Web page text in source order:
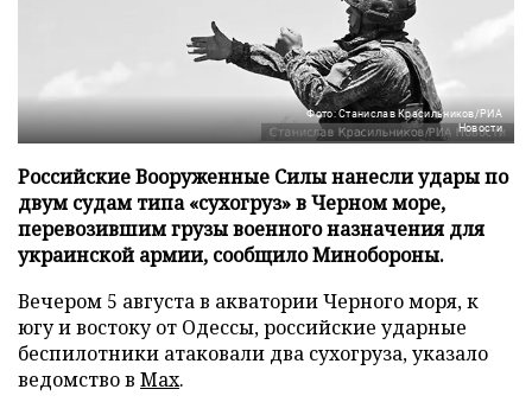
Фото: Станислав Красильников/РИА
Новости
Российские Вооруженные Силы нанесли удары по
двум судам типа «сухогруз» в Черном море,
перевозившим грузы военного назначения для
украинской армии, сообщило Минобороны.
Вечером 5 августа в акватории Черного моря, к
югу и востоку от Одессы, российские ударные
беспилотники атаковали два сухогруза, указало
ведомство в Max.